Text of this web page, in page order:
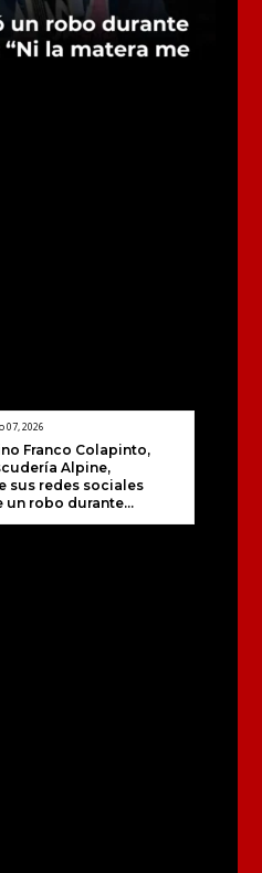
07, 2026
Franco Colapinto,
Alpine,
sus redes sociales
un robo durante...